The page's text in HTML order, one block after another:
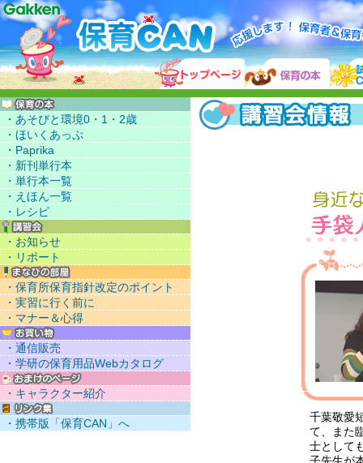
・あそびと環境0・1・2歳
・ほいくあっぷ
・Paprika
・新刊単行本
・単行本一覧
・えほん一覧
・レシピ
・お知らせ
・リポート
・保育所保育指針改定のポイント
・実習に行く前に
・マナー＆心得
・通信販売
・学研の保育用品Webカタログ
・キャラクター紹介
・携帯版「保育CAN」へ
千葉敬愛
て、また
士として